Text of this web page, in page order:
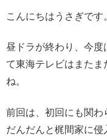
こんにちはうさぎです
昼ドラが終わり、今度
て東海テレビはまた
ね。
前回は、初回にも関わ
だんだんと梶間家に